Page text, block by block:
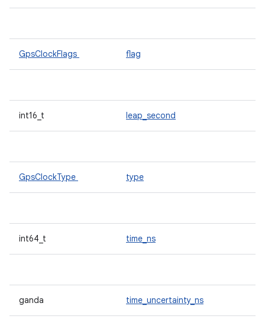
GpsClockFlags flag
int16_t leap_second
GpsClockType type
int64_t time_ns
ganda time_uncertainty_ns